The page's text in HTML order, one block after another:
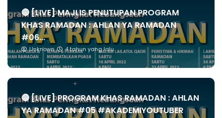
🔴 [LIVE] MAJLIS PENUTUPAN PROGRAM
KHAS RAMADAN : AHLAN YA RAMADAN
#06...
Unknown 4 tahun yang lalu
🔴 [LIVE] PROGRAM KHAS RAMADAN : AHLAN
YA RAMADAN #05 #AKADEMIYOUTUBER